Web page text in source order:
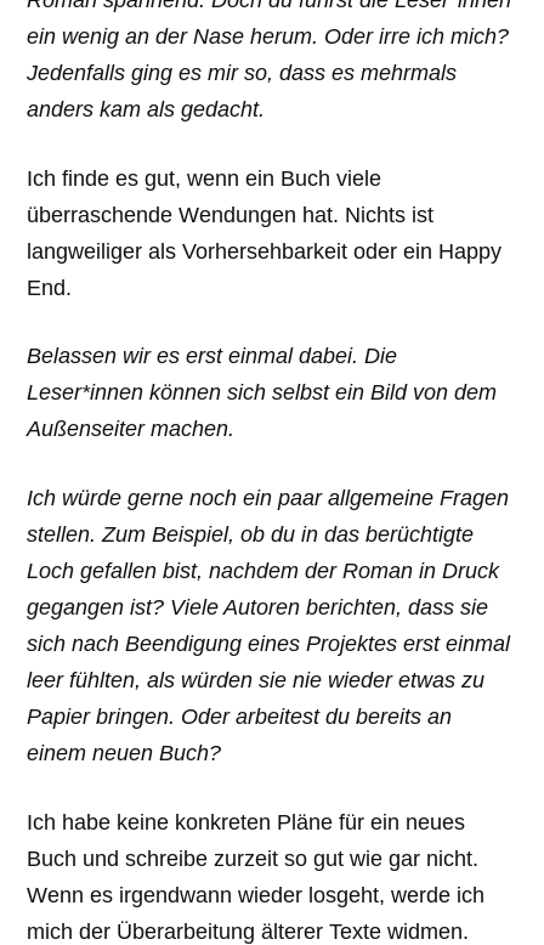
ein wenig an der Nase herum. Oder irre ich mich?
Jedenfalls ging es mir so, dass es mehrmals
anders kam als gedacht.
Ich finde es gut, wenn ein Buch viele
überraschende Wendungen hat. Nichts ist
langweiliger als Vorhersehbarkeit oder ein Happy
End.
Belassen wir es erst einmal dabei. Die
Leser*innen können sich selbst ein Bild von dem
Außenseiter machen.
Ich würde gerne noch ein paar allgemeine Fragen
stellen. Zum Beispiel, ob du in das berüchtigte
Loch gefallen bist, nachdem der Roman in Druck
gegangen ist? Viele Autoren berichten, dass sie
sich nach Beendigung eines Projektes erst einmal
leer fühlten, als würden sie nie wieder etwas zu
Papier bringen. Oder arbeitest du bereits an
einem neuen Buch?
Ich habe keine konkreten Pläne für ein neues
Buch und schreibe zurzeit so gut wie gar nicht.
Wenn es irgendwann wieder losgeht, werde ich
mich der Überarbeitung älterer Texte widmen.